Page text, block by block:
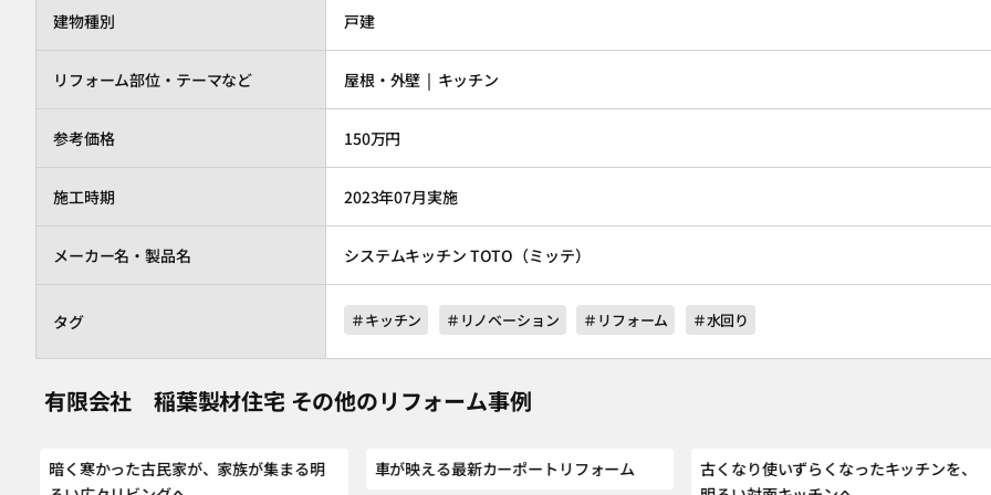
建物種別 戸建
リフォーム部位・テーマなど 屋根・外壁 | キッチン
参考価格 150万円
施工時期 2023年07月実施
メーカー名・製品名 システムキッチン TOTO （ミッテ）
タグ ＃キッチン ＃リノベーション ＃リフォーム ＃水回り
有限会社 稲葉製材住宅 その他のリフォーム事例
暗く寒かった古民家が、家族が集まる明
車が映える最新カーポートリフォーム
古くなり使いずらくなったキッチンを、